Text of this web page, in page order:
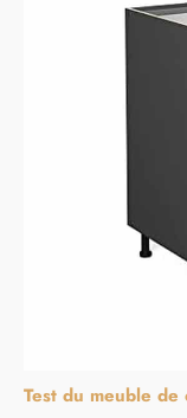
Test du meuble de